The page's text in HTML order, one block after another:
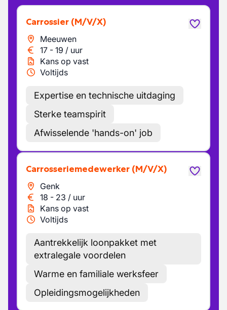
Carrossier (M/V/X)
Meeuwen
17 - 19 / uur
Kans op vast
Voltijds
Expertise en technische uitdaging
Sterke teamspirit
Afwisselende 'hands-on' job
Carrosseriemedewerker (M/V/X)
Genk
18 - 23 / uur
Kans op vast
Voltijds
Aantrekkelijk loonpakket met
extralegale voordelen
Warme en familiale werksfeer
Opleidingsmogelijkheden